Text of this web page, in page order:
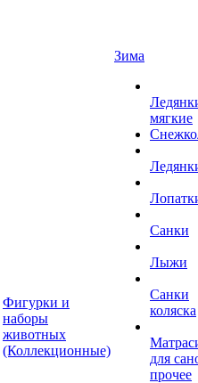
Фигурки и
наборы
животных
(Коллекционные)
Зима
мягкие
Санки
Лыжи
Санки
коляска
для
прочее